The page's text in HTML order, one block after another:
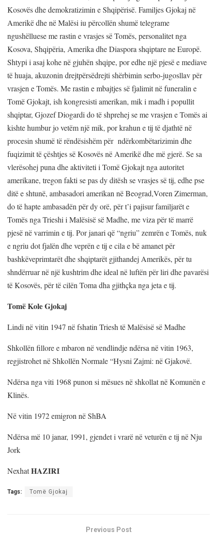
Kosovës dhe demokratizimin e Shqipërisë. Familjes Gjokaj në
Amerikë dhe në Malësi iu përcollën shumë telegrame
ngushëlluese me rastin e vrasjes së Tomës, personalitet nga
Kosova, Shqipëria, Amerika dhe Diaspora shqiptare ne Europë.
Shtypi i asaj kohe në gjuhën shqipe, por edhe një pjesë e mediave
të huaja, akuzonin drejtpërsëdrejti shërbimin serbo-jugosllav për
vrasjen e Tomës. Me rastin e mbajtjes së fjalimit në funeralin e
Tomë Gjokajt, ish kongresisti amerikan, mik i madh i popullit
shqiptar, Gjozef Diogardi do të shprehej se me vrasjen e Tomës ai
kishte humbur jo vetëm një mik, por krahun e tij të djathtë në
procesin shumë të rëndësishëm për ndërkombëtarizimin dhe
fuqizimit të çështjes së Kosovës në Amerikë dhe më gjerë. Se sa
vlerësohej puna dhe aktiviteti i Tomë Gjokajt nga autoritet
amerikane, tregon fakti se pas dy ditësh se vrasjes së tij, edhe pse
ditë e shtunë, ambasadori amerikan në Beograd,Voren Zimerman,
do të hapte ambasadën për dy orë, për t’i pajisur familjarët e
Tomës nga Trieshi i Malësisë së Madhe, me viza për të marrë
pjesë në varrimin e tij. Por janari që “ngriu” zemrën e Tomës, nuk
e ngriu dot fjalën dhe veprën e tij e cila e bë amanet për
bashkëveprimtarët dhe shqiptarët gjithandej Amerikës, për tu
shndërruar në një kushtrim dhe ideal në luftën për liri dhe pavarësi
të Kosovës, për të cilën Toma dha gjithçka nga jeta e tij.
Tomë Kole Gjokaj
Lindi në vitin 1947 në fshatin Triesh të Malësisë së Madhe
Shkollën fillore e mbaron në vendlindje ndërsa në vitin 1963,
regjistrohet në Shkollën Normale “Hysni Zajmi: në Gjakovë.
Ndërsa nga viti 1968 punon si mësues në shkollat në Komunën e
Klinës.
Në vitin 1972 emigron në ShBA
Ndërsa më 10 janar, 1991, gjendet i vrarë në veturën e tij në Nju
Jork
NexhatHAZIRI
Tags: Tomë Gjokaj
Previous Post